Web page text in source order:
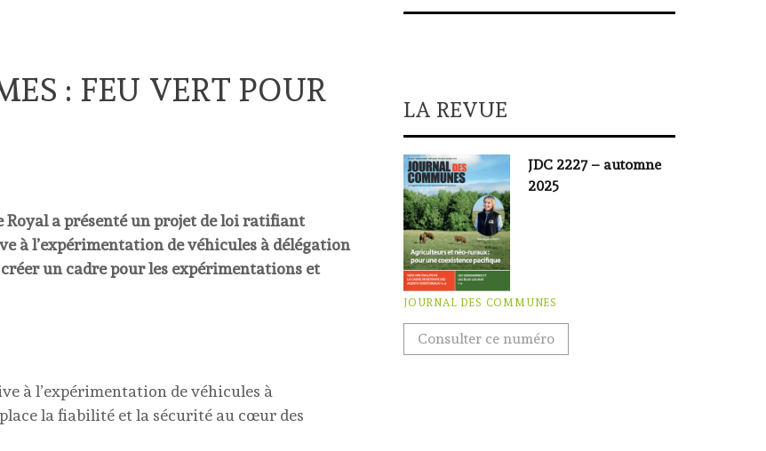
: FEU VERT POUR
Royal a présenté un projet de loi ratifiant
à l’expérimentation de véhicules à délégation
un cadre pour les expérimentations et
à l’expérimentation de véhicules à
la fiabilité et la sécurité au cœur des
LA REVUE
JDC 2227 – automne
2025
JOURNAL DES COMMUNES
Consulter ce numéro